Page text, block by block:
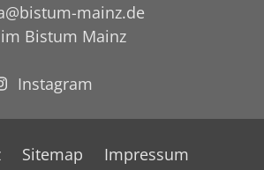
mainz.de
im Bistum Mainz
Instagram
Sitemap
Impressum